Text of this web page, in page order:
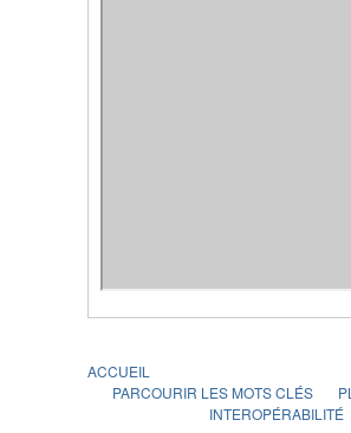
ACCUEIL
PARCOURIR LES MOTS CLÉS
INTEROPÉRABILITÉ